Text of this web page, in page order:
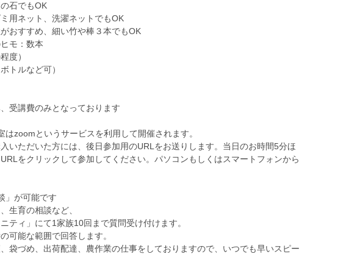
石でもOK
用ネット、洗濯ネットでもOK
おすすめ、細い竹や棒３本でもOK
モ：数本
度）
トルなど可）
受講費のみとなっております
はzoomというサービスを利用して開催されます。
いただいた方には、後日参加用のURLをお送りします。当日のお時間5分ほ
をクリックして参加してください。パソコンもしくはスマートフォンから
」が可能です
生育の相談など、
ティ」にて1家族10回まで質問受け付けます。
可能な範囲で回答します。
袋づめ、出荷配達、農作業の仕事をしておりますので、いつでも早いスピー